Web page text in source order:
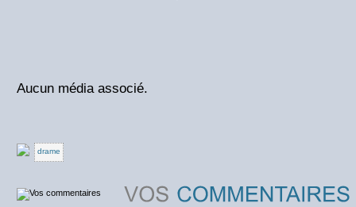
Aucun média associé.
drame